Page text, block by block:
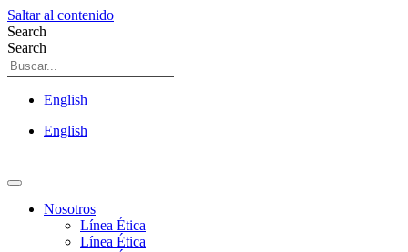
Saltar al contenido
Search
Search
English
English
Nosotros
Línea Ética
Línea Ética